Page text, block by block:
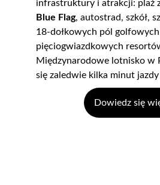
infrastruktury i atrakcji: plaż
Blue Flag, autostrad, szkół,
18-dołkowych pól
pięciogwiazdkowych
Międzynarodowe lotnisko w
się zaledwie kilka minut
Dowiedz się